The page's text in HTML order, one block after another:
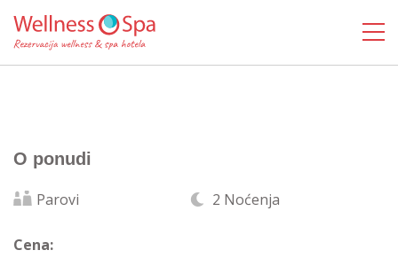
O ponudi
Parovi 2 Noćenja
Cena: